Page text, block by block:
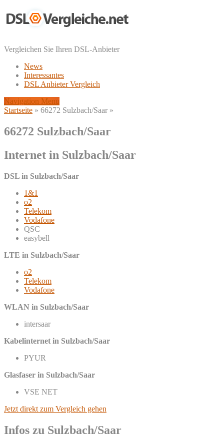
Vergleichen Sie Ihren DSL-Anbieter
News
Interessantes
DSL Anbieter Vergleich
Navigation Menu
Startseite » 66272 Sulzbach/Saar »
66272 Sulzbach/Saar
Internet in Sulzbach/Saar
DSL in Sulzbach/Saar
1&1
o2
Telekom
Vodafone
QSC
easybell
LTE in Sulzbach/Saar
o2
Telekom
Vodafone
WLAN in Sulzbach/Saar
intersaar
Kabelinternet in Sulzbach/Saar
PYUR
Glasfaser in Sulzbach/Saar
VSE NET
Jetzt direkt zum Vergleich gehen
Infos zu Sulzbach/Saar